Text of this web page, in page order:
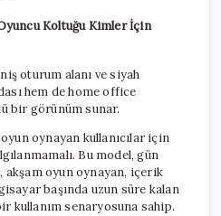
Koltuğu Kimler İçin
oturum alanı ve siyah
hem de home office
bir görünüm sunar.
oynayan kullanıcılar için
Bu model, gün
akşam oyun oynayan, içerik
başında uzun süre kalan
kullanım senaryosuna sahip.